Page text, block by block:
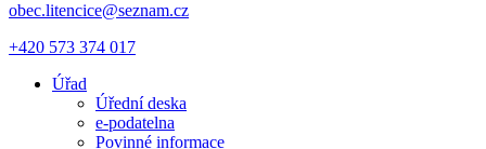
obec.litencice@seznam.cz
+420 573 374 017
Úřad
Úřední deska
e-podatelna
Povinné informace